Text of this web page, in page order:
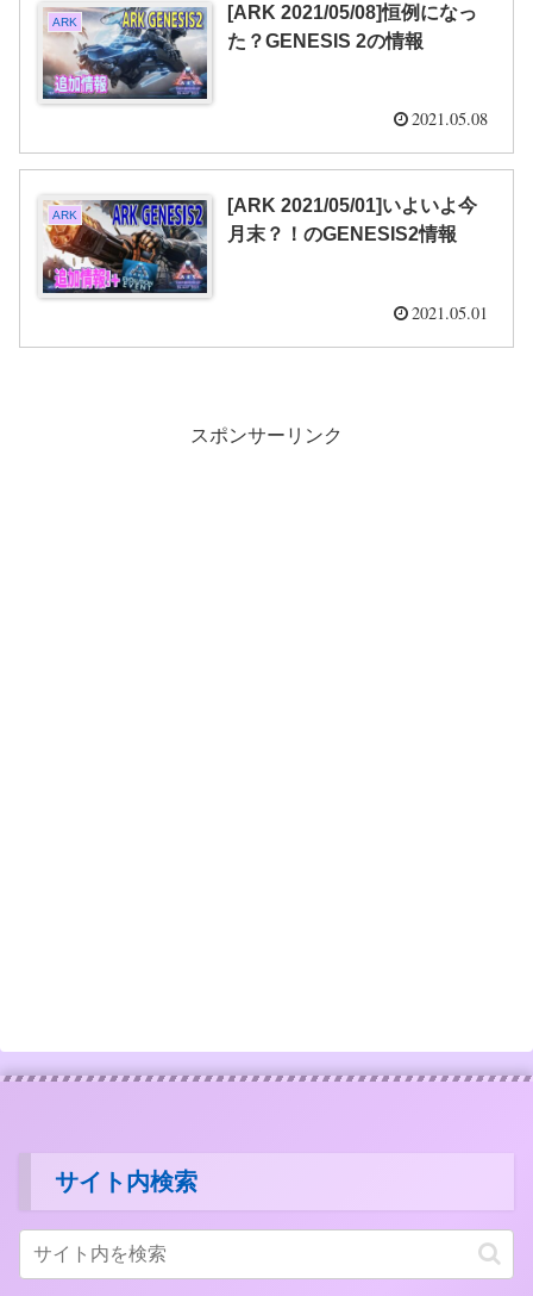
ARK
[ARK 2021/05/08]恒例になっ
た？GENESIS 2の情報
2021.05.08
ARK
[ARK 2021/05/01]いよいよ今
月末？！のGENESIS2情報
2021.05.01
スポンサーリンク
サイト内検索